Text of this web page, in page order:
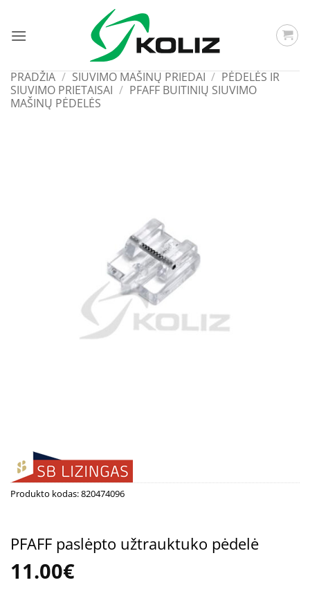
content
PRADŽIA / SIUVIMO MAŠINŲ PRIEDAI / PĖDELĖS IR
SIUVIMO PRIETAISAI / PFAFF BUITINIŲ SIUVIMO
MAŠINŲ PĖDELĖS
Produkto kodas:820474096
PFAFF paslėpto užtrauktuko pėdelė
11.00€